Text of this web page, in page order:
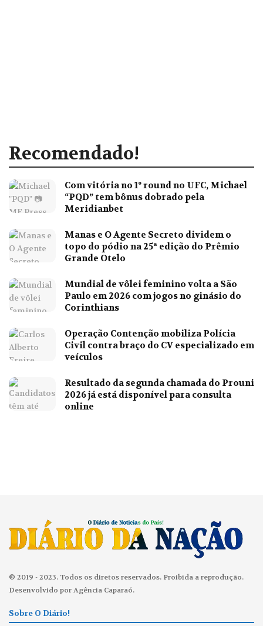
Recomendado!
Com vitória no 1º round no UFC, Michael
“PQD” tem bônus dobrado pela
Meridianbet
Manas e O Agente Secreto dividem o
topo do pódio na 25ª edição do Prêmio
Grande Otelo
Mundial de vôlei feminino volta a São
Paulo em 2026 com jogos no ginásio do
Corinthians
Operação Contenção mobiliza Polícia
Civil contra braço do CV especializado em
veículos
Resultado da segunda chamada do Prouni
2026 já está disponível para consulta
online
© 2019 - 2023. Todos os diretos reservados. Proibida a reprodução.
Desenvolvido por Agência Caparaó.
Sobre O Diário!